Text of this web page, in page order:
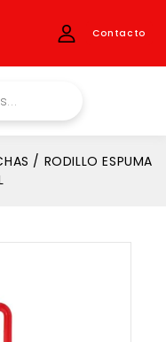
Contacto
/ RODILLO ESPUMA